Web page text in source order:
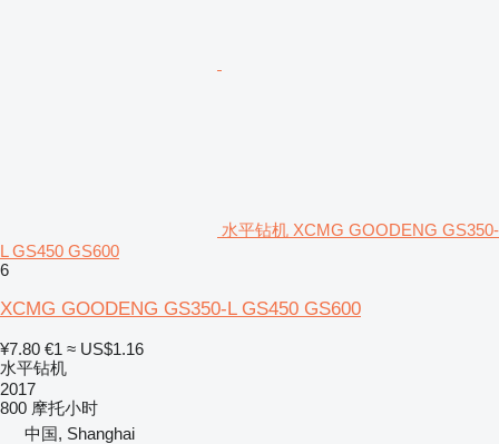
水平钻机 XCMG GOODENG GS350-
L GS450 GS600
6
XCMG GOODENG GS350-L GS450 GS600
¥7.80 €1 ≈ US$1.16
水平钻机
2017
800 摩托小时
中国, Shanghai